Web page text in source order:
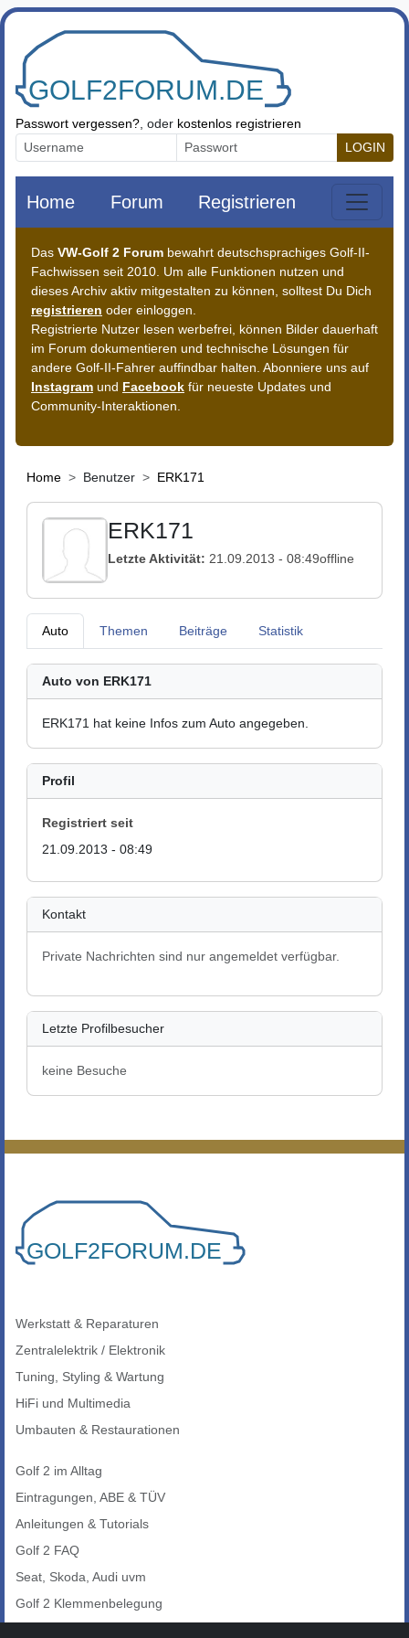
Zum Inhalt springen
Passwort vergessen? , oder kostenlos registrieren
LOGIN
Home Forum Registrieren
Das VW-Golf 2 Forum bewahrt deutschsprachiges Golf-II-
Fachwissen seit 2010. Um alle Funktionen nutzen und
dieses Archiv aktiv mitgestalten zu können, solltest Du Dich
registrieren oder einloggen.
Registrierte Nutzer lesen werbefrei, können Bilder dauerhaft
im Forum dokumentieren und technische Lösungen für
andere Golf-II-Fahrer auffindbar halten. Abonniere uns auf
Instagram und Facebook für neueste Updates und
Community-Interaktionen.
Home Benutzer ERK171
ERK171
Letzte Aktivität: 21.09.2013 - 08:49offline
Auto Themen Beiträge Statistik
Auto von ERK171
ERK171 hat keine Infos zum Auto angegeben.
Profil
Registriert seit
21.09.2013 - 08:49
Kontakt
Private Nachrichten sind nur angemeldet verfügbar.
Letzte Profilbesucher
keine Besuche
Werkstatt & Reparaturen
Zentralelektrik / Elektronik
Tuning, Styling & Wartung
HiFi und Multimedia
Umbauten & Restaurationen
Golf 2 im Alltag
Eintragungen, ABE & TÜV
Anleitungen & Tutorials
Golf 2 FAQ
Seat, Skoda, Audi uvm
Golf 2 Klemmenbelegung